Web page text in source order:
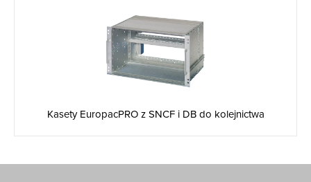
Kasety EuropacPRO z SNCF i DB do kolejnictwa